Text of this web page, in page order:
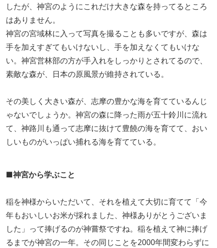
したが、神宮のようにこれだけ大きな森を持ってるところ
はありません。
神宮の宮域林に入って写真を撮ることも多いですが、森は
手を加えすぎてもいけないし、手を加えなくてもいけな
い。神宮営林部の方が手入れをしっかりとされてるので、
素敵な森が、日本の原風景が維持されている。
その美しく大きい森が、志摩の豊かな海を育てているんじ
ゃないでしょうか。神宮の森に降った雨が五十鈴川に流れ
て、神路川も通って志摩に抜けて豊饒の海を育てて、おい
しいものがいっぱい捕れる海を育てている。
■神宮から学ぶこと
稲を神様からいただいて、それを植えて大切に育てて「今
年もおいしいお米が採れました、神様ありがとうございま
した」って捧げるのが神嘗祭ですね。稲を植えて神に捧げ
るまでが神宮の一年。その同じことを2000年間変わらずに